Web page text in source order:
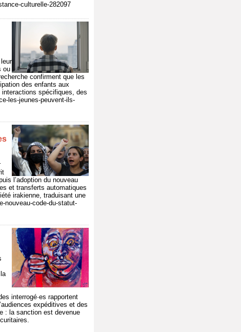
culturelle-282097
ou
confirment que les
des enfants aux
spécifiques, des
les-jeunes-peuvent-ils-
l’adoption du nouveau
et transferts automatiques
irakienne, traduisant une
nouveau-code-du-statut-
interrogé·es rapportent
expéditives et des
: la sanction est devenue